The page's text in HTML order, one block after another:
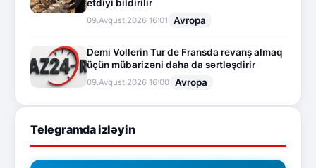
etdiyi bildirilir
09.Avqust.2026 16:01 Avropa
Demi Vollerin Tur de Fransda revanş almaq
üçün mübarizəni daha da sərtləşdirir
09.Avqust.2026 16:00 Avropa
Telegramda izləyin